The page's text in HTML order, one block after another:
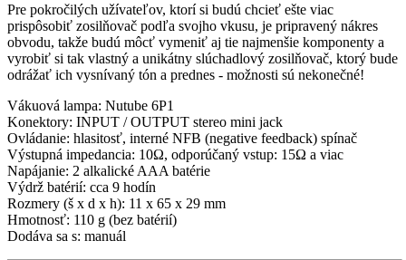
Pre pokročilých užívateľov, ktorí si budú chcieť ešte viac
prispôsobiť zosilňovač podľa svojho vkusu, je pripravený nákres
obvodu, takže budú môcť vymeniť aj tie najmenšie komponenty a
vyrobiť si tak vlastný a unikátny slúchadlový zosilňovač, ktorý bude
odrážať ich vysnívaný tón a prednes - možnosti sú nekonečné!
Vákuová lampa: Nutube 6P1
Konektory: INPUT / OUTPUT stereo mini jack
Ovládanie: hlasitosť, interné NFB (negative feedback) spínač
Výstupná impedancia: 10Ω, odporúčaný vstup: 15Ω a viac
Napájanie: 2 alkalické AAA batérie
Výdrž batérií: cca 9 hodín
Rozmery (š x d x h): 11 x 65 x 29 mm
Hmotnosť: 110 g (bez batérií)
Dodáva sa s: manuál